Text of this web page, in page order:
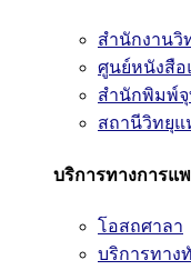
สำนักงานวิ
ศูนย์หนังสือ
สำนักพิมพ์
สถานีวิทยุแ
บริการทางการแ
โอสถศาลา
บริการทาง